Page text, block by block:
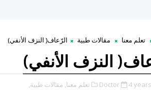
تعلم معنا مقالات طبية الرّعاف( النزف الأنفي)
النزف الأنفي)
Doctor 4 تعلم معنا, مقالات طبية,